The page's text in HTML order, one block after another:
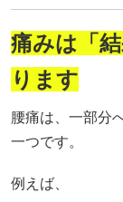
痛みは「
ります
腰痛は、一部分
一つです。
例えば、